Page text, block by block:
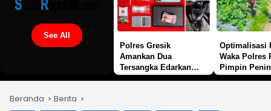
See All
Polres Gresik
Amankan Dua
Tersangka Edarkan
Optimalisasi
Waka Polres
Pimpin
Beranda Berita